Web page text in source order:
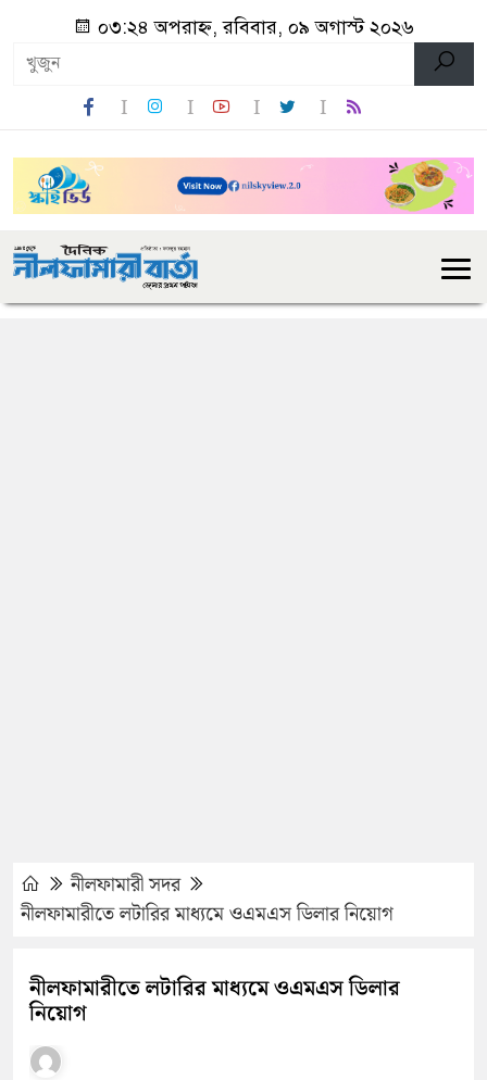
০৩:২৪ অপরাহ্ন, রবিবার, ০৯ অগাস্ট ২০২৬
নীলফামারী সদর
নীলফামারীতে লটারির মাধ্যমে ওএমএস ডিলার নিয়োগ
নীলফামারীতে লটারির মাধ্যমে ওএমএস ডিলার
নিয়োগ